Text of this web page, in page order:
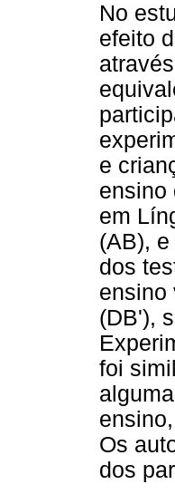
No
efeito
e
ensino
em
(AB),
dos
ensino
(DB'),
foi
Os
dos